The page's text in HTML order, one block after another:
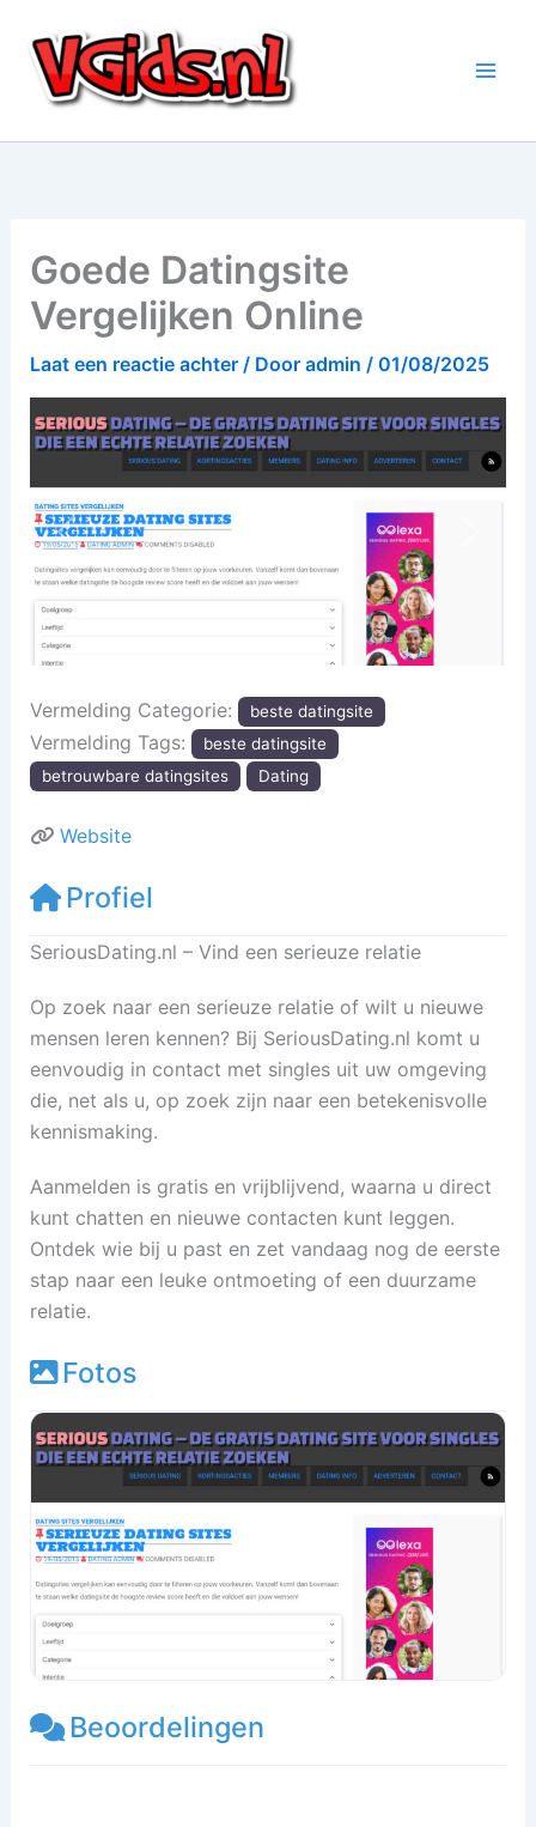
naar
inhoud
Goede Datingsite
Vergelijken Online
Laat een reactie achter / Door admin / 01/08/2025
Vorige
Vermelding Categorie: beste datingsite
Vermelding Tags:
beste datingsite
betrouwbare datingsites
Dating
Website
Profiel
SeriousDating.nl – Vind een serieuze relatie
Op zoek naar een serieuze relatie of wilt u nieuwe
mensen leren kennen? Bij SeriousDating.nl komt u
eenvoudig in contact met singles uit uw omgeving
die, net als u, op zoek zijn naar een betekenisvolle
kennismaking.
Aanmelden is gratis en vrijblijvend, waarna u direct
kunt chatten en nieuwe contacten kunt leggen.
Ontdek wie bij u past en zet vandaag nog de eerste
stap naar een leuke ontmoeting of een duurzame
relatie.
Fotos
Beoordelingen